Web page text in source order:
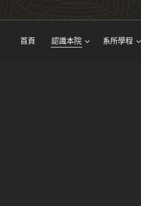
首頁 認識本院 系所學程